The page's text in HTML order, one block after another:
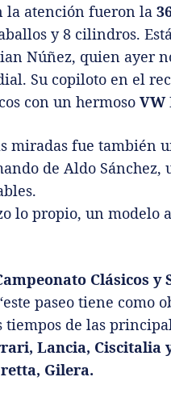
la atención fueron la
y 8 cilindros.
Núñez, quien ayer
Su copiloto en el
con un hermoso VW
miradas fue también
de Aldo Sánchez,
lo propio, un modelo
Clásicos y
paseo tiene
de las
Lancia, Ciscitalia
Gilera.